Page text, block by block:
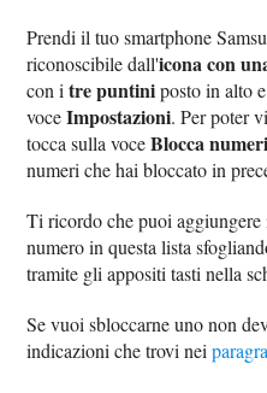
Prendi il tuo smartphone
riconoscibile dall'icona con
con itre puntiniposto in alto
voceImpostazioni. Per poter
tocca sulla voceBlocca numeri
numeri che hai bloccato in
Ti ricordo che puoi
numero in questa lista
tramite gli appositi tasti nella
Se vuoi sbloccarne uno non
indicazioni che trovi nei